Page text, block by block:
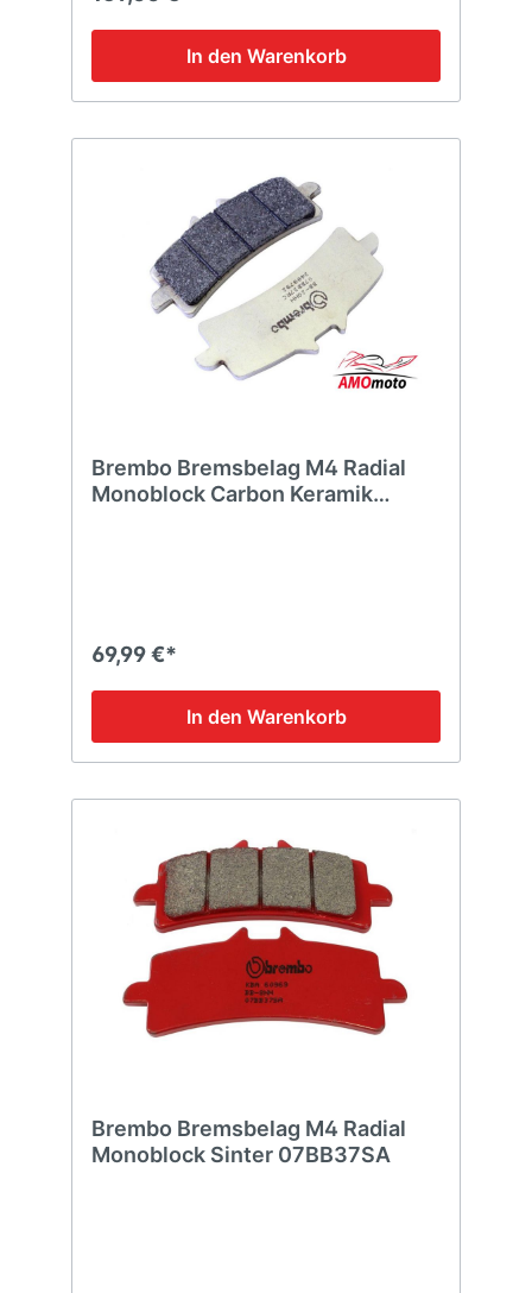
In den Warenkorb
Brembo Bremsbelag M4 Radial
Monoblock Carbon Keramik
69,99 €*
In den Warenkorb
Brembo Bremsbelag M4 Radial
Monoblock Sinter 07BB37SA